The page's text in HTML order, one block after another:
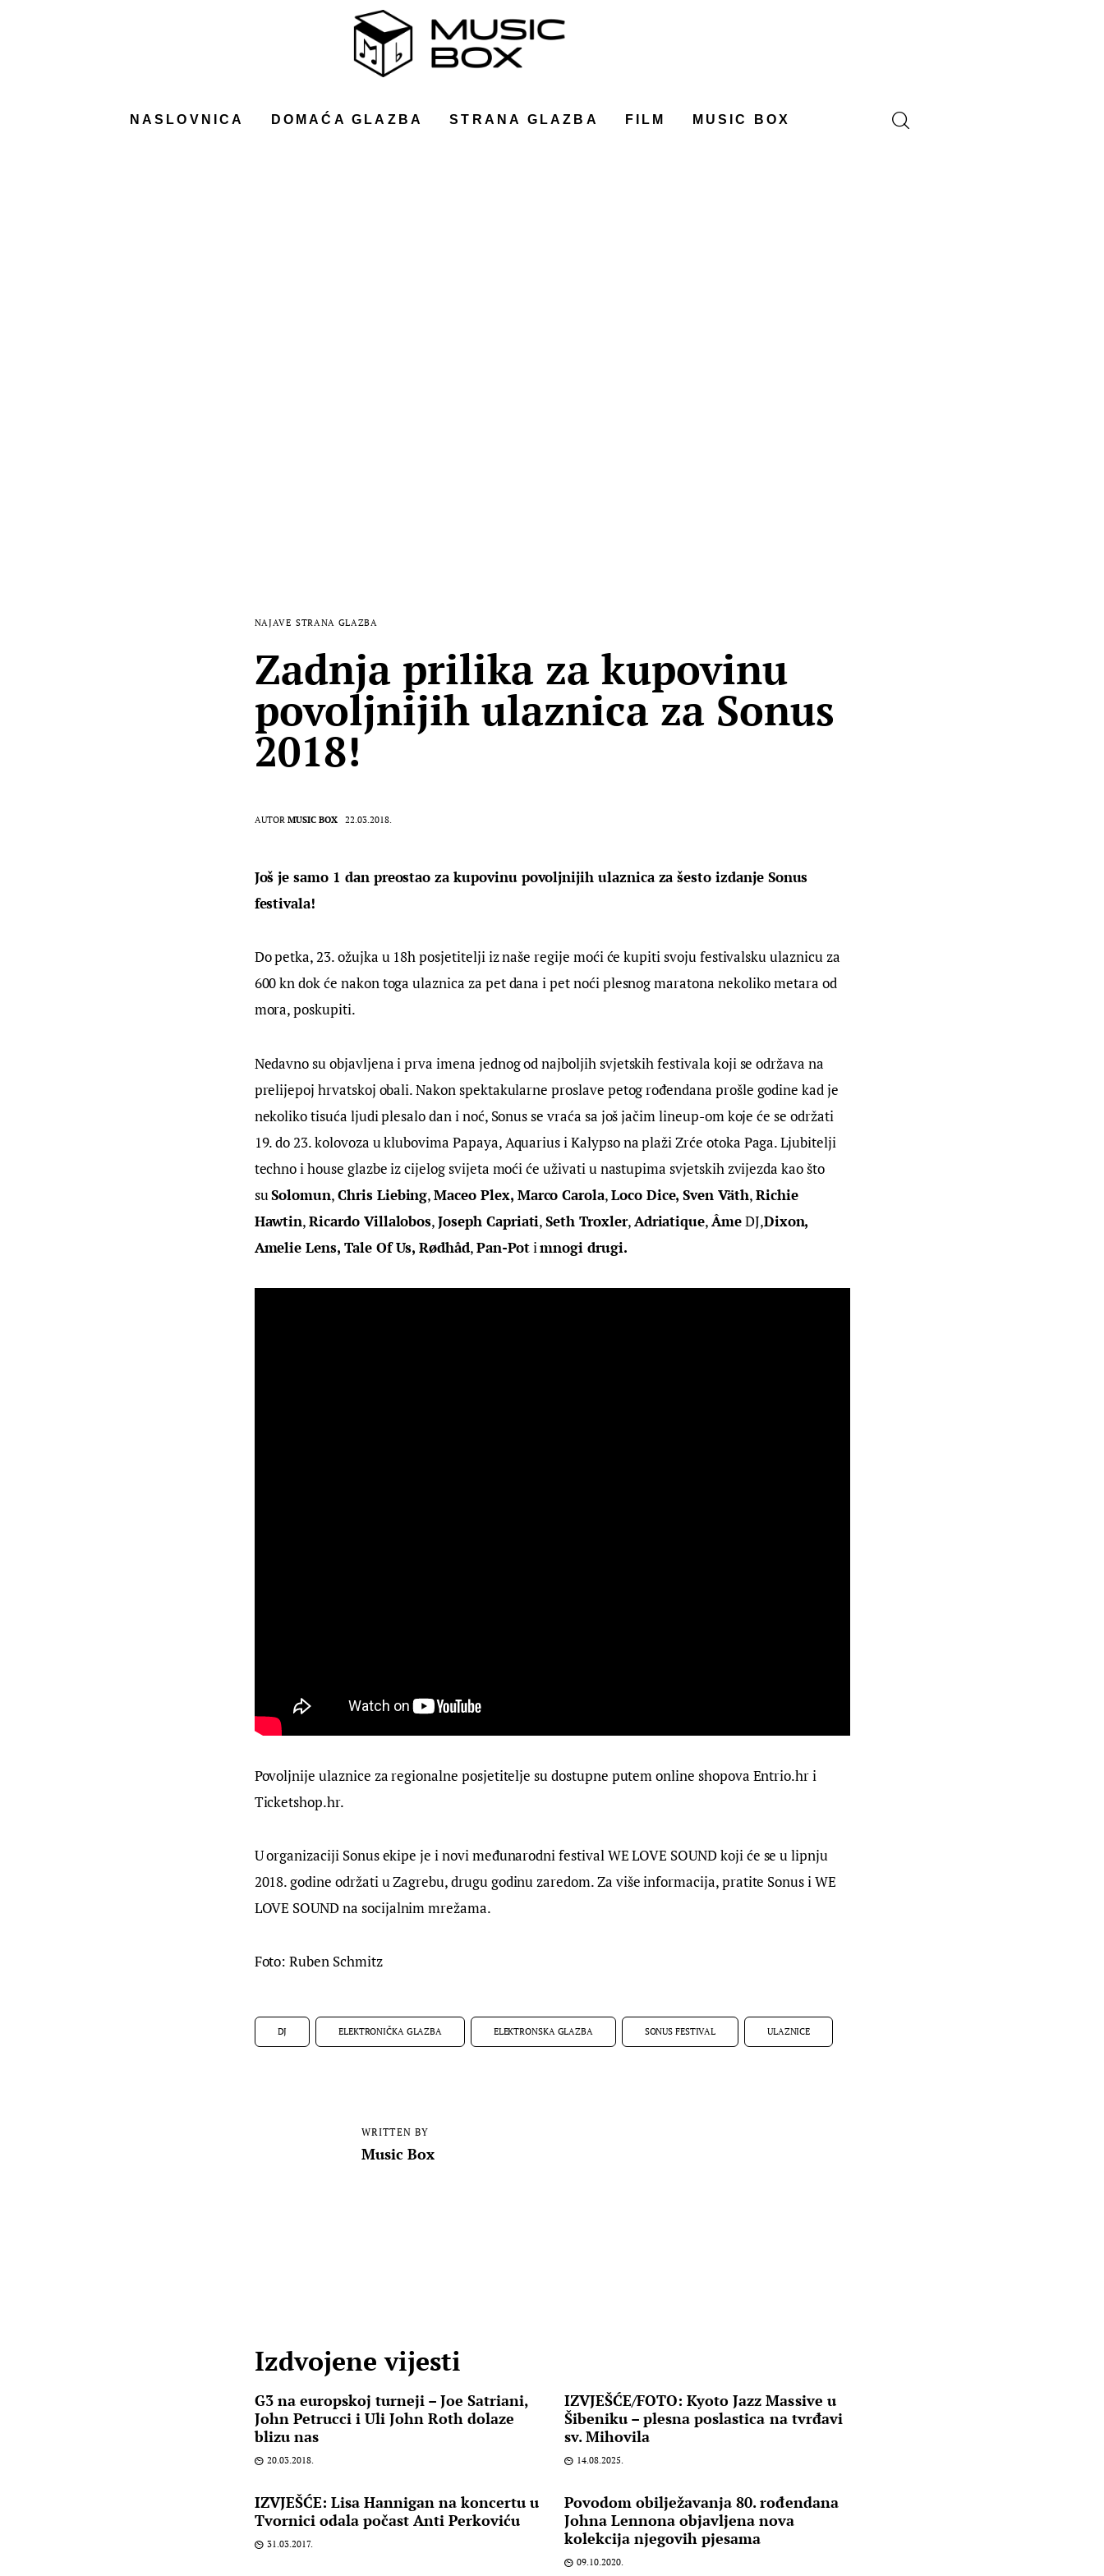
NASLOVNICA DOMAĆA GLAZBA STRANA GLAZBA FILM MUSIC BOX
NAJAVE STRANA GLAZBA
Zadnja prilika za kupovinu
povoljnijih ulaznica za Sonus
2018!
AUTOR MUSIC BOX 22.03.2018.
Još je samo 1 dan preostao za kupovinu povoljnijih ulaznica za šesto izdanje Sonus
festivala!
Do petka, 23. ožujka u 18h posjetitelji iz naše regije moći će kupiti svoju festivalsku ulaznicu za
600 kn dok će nakon toga ulaznica za pet dana i pet noći plesnog maratona nekoliko metara od
mora, poskupiti.
Nedavno su objavljena i prva imena jednog od najboljih svjetskih festivala koji se održava na
prelijepoj hrvatskoj obali. Nakon spektakularne proslave petog rođendana prošle godine kad je
nekoliko tisuća ljudi plesalo dan i noć, Sonus se vraća sa još jačim lineup-om koje će se održati
19. do 23. kolovoza u klubovima Papaya, Aquarius i Kalypso na plaži Zrće otoka Paga. Ljubitelji
techno i house glazbe iz cijelog svijeta moći će uživati u nastupima svjetskih zvijezda kao što
su Solomun, Chris Liebing, Maceo Plex, Marco Carola, Loco Dice, Sven Väth, Richie
Hawtin, Ricardo Villalobos, Joseph Capriati, Seth Troxler, Adriatique, Âme DJ,Dixon,
Amelie Lens, Tale Of Us, Rødhåd, Pan-Pot i mnogi drugi.
Povoljnije ulaznice za regionalne posjetitelje su dostupne putem online shopova Entrio.hr i
Ticketshop.hr.
U organizaciji Sonus ekipe je i novi međunarodni festival WE LOVE SOUND koji će se u lipnju
2018. godine održati u Zagrebu, drugu godinu zaredom. Za više informacija, pratite Sonus i WE
LOVE SOUND na socijalnim mrežama.
Foto: Ruben Schmitz
DJ ELEKTRONIČKA GLAZBA ELEKTRONSKA GLAZBA SONUS FESTIVAL ULAZNICE
WRITTEN BY
Music Box
Izdvojene vijesti
G3 na europskoj turneji – Joe Satriani,
John Petrucci i Uli John Roth dolaze
blizu nas
20.03.2018.
IZVJEŠĆE/FOTO: Kyoto Jazz Massive u
Šibeniku – plesna poslastica na tvrđavi
sv. Mihovila
14.08.2025.
IZVJEŠĆE: Lisa Hannigan na koncertu u
Tvornici odala počast Anti Perkoviću
31.03.2017.
Povodom obilježavanja 80. rođendana
Johna Lennona objavljena nova
kolekcija njegovih pjesama
09.10.2020.